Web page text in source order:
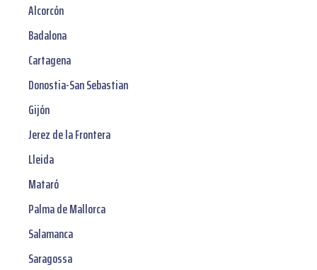
Alcorcón
Badalona
Cartagena
Donostia-San Sebastian
Gijón
Jerez de la Frontera
Lleida
Mataró
Palma de Mallorca
Salamanca
Saragossa